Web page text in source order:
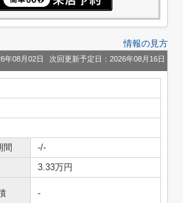
情報の見方
年08月02日 次回更新予定日：2026年08月16日
間
-/-
3.33万円
-